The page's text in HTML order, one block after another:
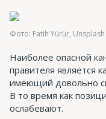
Фото: Fatih Yürür, Unsplash
Наиболее опасной
правителя является
имеющий довольно
В то время как
ослабевают.